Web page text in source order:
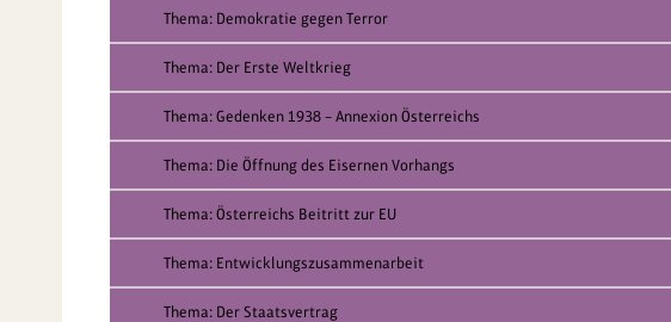
Thema: Demokratie gegen Terror
Thema: Der Erste Weltkrieg
Thema: Gedenken 1938 – Annexion Österreichs
Thema: Die Öffnung des Eisernen Vorhangs
Thema: Österreichs Beitritt zur EU
Thema: Entwicklungszusammenarbeit
Thema: Der Staatsvertrag